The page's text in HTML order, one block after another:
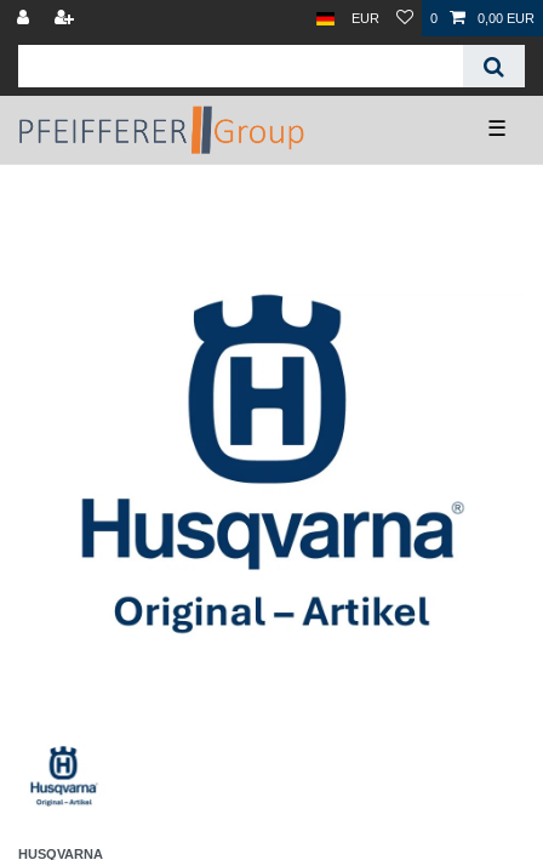
EUR 0 0,00 EUR
☰
HUSQVARNA